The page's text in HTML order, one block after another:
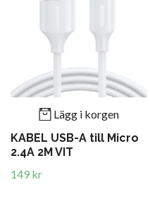
Lägg i korgen
KABEL USB-A till Micro
2.4A 2M VIT
149 kr